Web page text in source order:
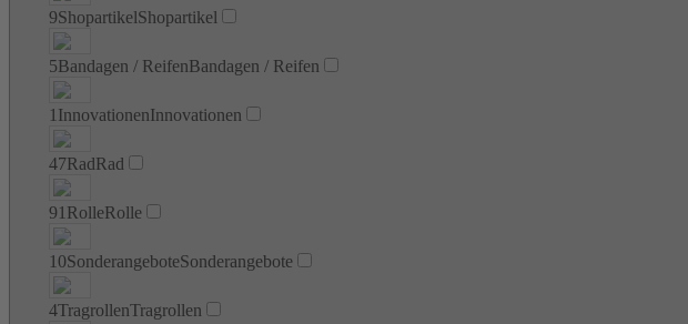
9ShopartikelShopartikel
5Bandagen / ReifenBandagen / Reifen
1 InnovationenInnovationen
47RadRad
91 RolleRolle
10SonderangeboteSonderangebote
4TragrollenTragrollen